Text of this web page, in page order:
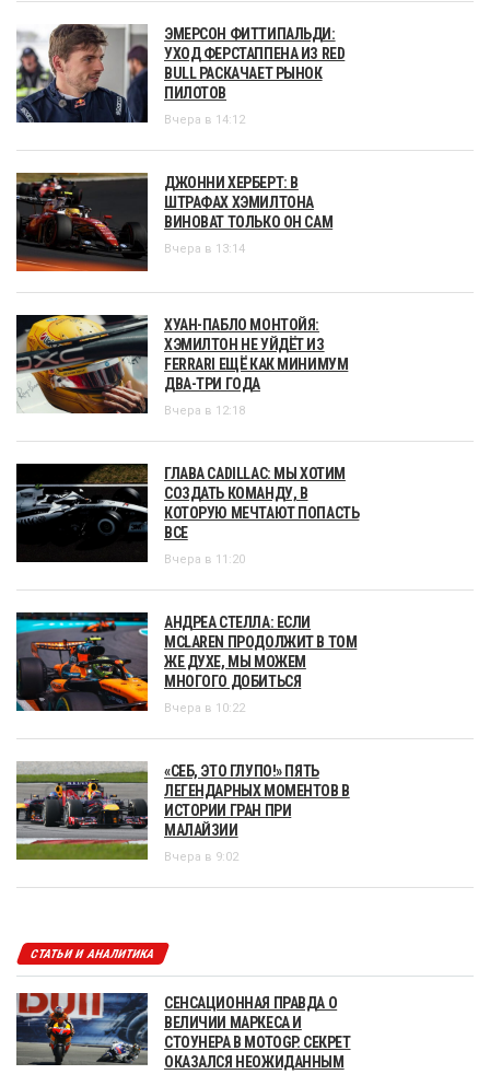
ЭМЕРСОН ФИТТИПАЛЬДИ:
УХОД ФЕРСТАППЕНА ИЗ RED
BULL РАСКАЧАЕТ РЫНОК
ПИЛОТОВ
Вчера в 14:12
ДЖОННИ ХЕРБЕРТ: В
ШТРАФАХ ХЭМИЛТОНА
ВИНОВАТ ТОЛЬКО ОН САМ
Вчера в 13:14
ХУАН-ПАБЛО МОНТОЙЯ:
ХЭМИЛТОН НЕ УЙДЁТ ИЗ
FERRARI ЕЩЁ КАК МИНИМУМ
ДВА-ТРИ ГОДА
Вчера в 12:18
ГЛАВА CADILLAC: МЫ ХОТИМ
СОЗДАТЬ КОМАНДУ, В
КОТОРУЮ МЕЧТАЮТ ПОПАСТЬ
ВСЕ
Вчера в 11:20
АНДРЕА СТЕЛЛА: ЕСЛИ
MCLAREN ПРОДОЛЖИТ В ТОМ
ЖЕ ДУХЕ, МЫ МОЖЕМ
МНОГОГО ДОБИТЬСЯ
Вчера в 10:22
«СЕБ, ЭТО ГЛУПО!» ПЯТЬ
ЛЕГЕНДАРНЫХ МОМЕНТОВ В
ИСТОРИИ ГРАН ПРИ
МАЛАЙЗИИ
Вчера в 9:02
СТАТЬИ И АНАЛИТИКА
СЕНСАЦИОННАЯ ПРАВДА О
ВЕЛИЧИИ МАРКЕСА И
СТОУНЕРА В MOTOGP. СЕКРЕТ
ОКАЗАЛСЯ НЕОЖИДАННЫМ